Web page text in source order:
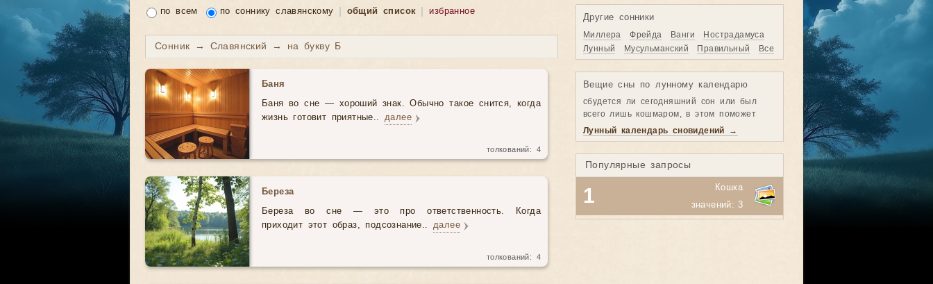
по всем по соннику славянскому общий список избранное
Сонник → Славянский → на букву Б
Баня
Баня во сне — хороший знак. Обычно такое снится, когда
жизнь готовит приятные.. далее
толкований: 4
Береза
Береза во сне — это про ответственность. Когда
приходит этот образ, подсознание.. далее
толкований: 4
Другие сонники
Миллера Фрейда Ванги
Нострадамуса
Лунный
Мусульманский Правильный Все
Вещие сны по лунному календарю
сбудется ли сегодняшний сон или был
всего лишь кошмаром, в этом поможет
Лунный календарь сновидений →
Популярные запросы
1
Кошка
значений: 3